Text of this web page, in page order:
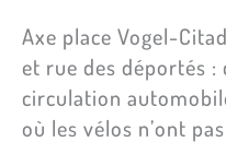
Axe place Vogel-
et rue des déportés :
circulation
où les vélos n’ont